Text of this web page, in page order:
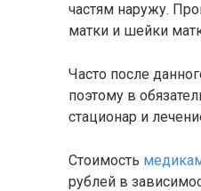
частям наружу.
матки и шейки
Часто после
поэтому в
стационар и
Стоимость
рублей в